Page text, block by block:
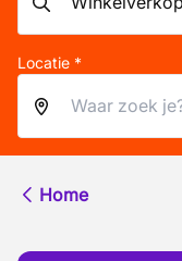
Locatie *
Home